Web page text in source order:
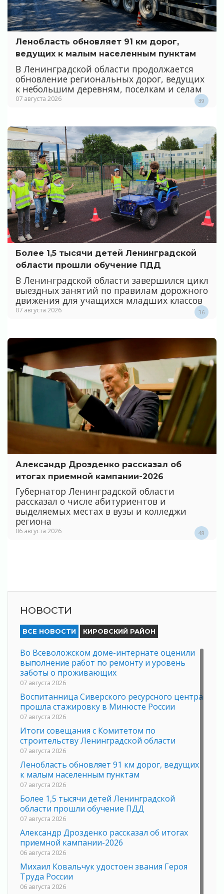
Ленобласть обновляет 91 км дорог,
ведущих к малым населенным пунктам
В Ленинградской области продолжается
обновление региональных дорог, ведущих
к небольшим деревням, поселкам и селам
07 августа 2026 39
Более 1,5 тысячи детей Ленинградской
области прошли обучение ПДД
В Ленинградской области завершился цикл
выездных занятий по правилам дорожного
движения для учащихся младших классов
07 августа 2026 36
Александр Дрозденко рассказал об
итогах приемной кампании-2026
Губернатор Ленинградской области
рассказал о числе абитуриентов и
выделяемых местах в вузы и колледжи
региона
06 августа 2026 48
НОВОСТИ
ВСЕ НОВОСТИ КИРОВСКИЙ РАЙОН
Во Всеволожском доме-интернате оценили
выполнение работ по ремонту и уровень
заботы о проживающих
07 августа 2026
Воспитанница Сиверского ресурсного центра
прошла стажировку в Минюсте России
07 августа 2026
Итоги совещания с Комитетом по
строительству Ленинградской области
07 августа 2026
Ленобласть обновляет 91 км дорог, ведущих
к малым населенным пунктам
07 августа 2026
Более 1,5 тысячи детей Ленинградской
области прошли обучение ПДД
07 августа 2026
Александр Дрозденко рассказал об итогах
приемной кампании-2026
06 августа 2026
Михаил Ковальчук удостоен звания Героя
Труда России
06 августа 2026